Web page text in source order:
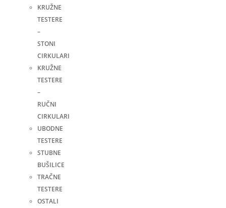
KRUŽNE
TESTERE
–
STONI
CIRKULARI
KRUŽNE
TESTERE
–
RUČNI
CIRKULARI
UBODNE
TESTERE
STUBNE
BUŠILICE
TRAČNE
TESTERE
OSTALI